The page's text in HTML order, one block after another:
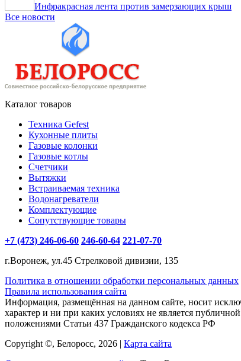
Инфракрасная лента против замерзающих крыш
Все новости
Каталог товаров
Техника Gefest
Кухонные плиты
Газовые колонки
Газовые котлы
Счетчики
Вытяжки
Встраиваемая техника
Водонагреватели
Комплектующие
Сопутствующие товары
+7 (473) 246-06-60 246-60-64 221-07-70
г.Воронеж, ул.45 Стрелковой дивизии, 135
Политика в отношении обработки персональных данных
Правила использования сайта
Информация, размещённая на данном сайте, носит
характер и ни при каких условиях не является
положениями Статьи 437 Гражданского кодекса РФ
Copyright ©, Белоросс, 2026 | Карта сайта